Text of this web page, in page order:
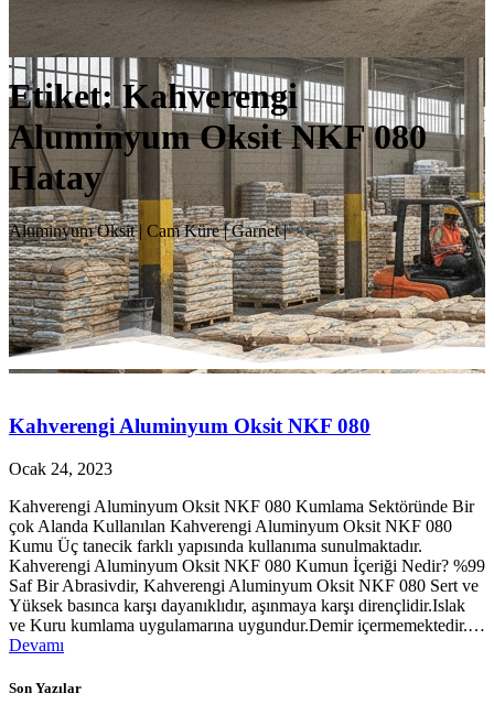
Etiket:Kahverengi
Aluminyum Oksit NKF 080
Hatay
Aluminyum Oksit | Cam Küre | Garnet |
Kahverengi Aluminyum Oksit NKF 080
Ocak 24, 2023
Kahverengi Aluminyum Oksit NKF 080 Kumlama Sektöründe Bir
çok Alanda Kullanılan Kahverengi Aluminyum Oksit NKF 080
Kumu Üç tanecik farklı yapısında kullanıma sunulmaktadır.
Kahverengi Aluminyum Oksit NKF 080 Kumun İçeriği Nedir? %99
Saf Bir Abrasivdir, Kahverengi Aluminyum Oksit NKF 080 Sert ve
Yüksek basınca karşı dayanıklıdır, aşınmaya karşı dirençlidir.Islak
ve Kuru kumlama uygulamarına uygundur.Demir içermemektedir.…
Devamı
Son Yazılar